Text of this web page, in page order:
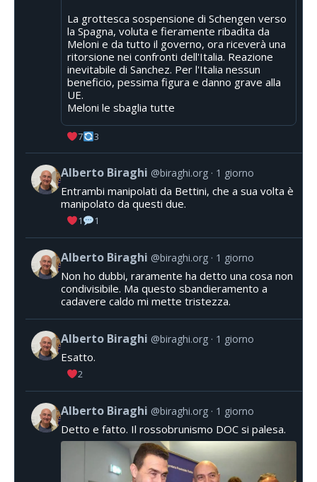
La grottesca sospensione di Schengen verso
la Spagna, voluta e fieramente ribadita da
Meloni e da tutto il governo, ora riceverà una
ritorsione nei confronti dell'Italia. Reazione
inevitabile di Sanchez. Per l'Italia nessun
beneficio, pessima figura e danno grave alla
UE.
Meloni le sbaglia tutte
7 3
Alberto Biraghi @biraghi.org 1 giorno
Entrambi manipolati da Bettini, che a sua volta è
manipolato da questi due.
1 1
Alberto Biraghi @biraghi.org 1 giorno
Non ho dubbi, raramente ha detto una cosa non
condivisibile. Ma questo sbandieramento a
cadavere caldo mi mette tristezza.
Alberto Biraghi @biraghi.org 1 giorno
Esatto.
2
Alberto Biraghi @biraghi.org 1 giorno
Detto e fatto. Il rossobrunismo DOC si palesa.